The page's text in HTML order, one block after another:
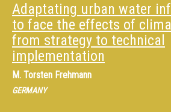
Adaptating urban water
to face the effects of
from strategy to technical
implementation
M. Torsten Frehmann
GERMANY